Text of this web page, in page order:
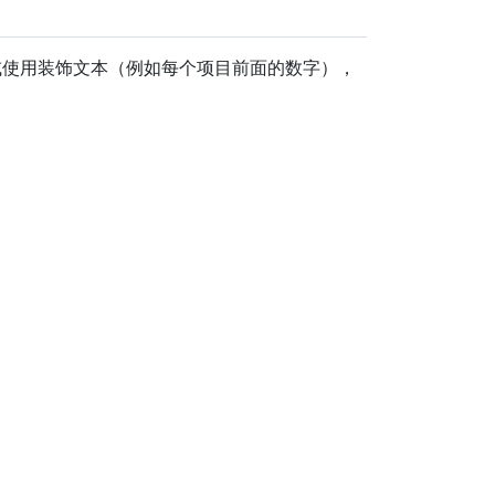
用装饰文本（例如每个项目前面的数字），